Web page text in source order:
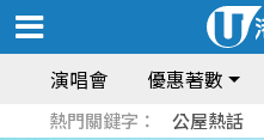
演唱會 優惠著數
熱門關鍵字： 公屋熱話